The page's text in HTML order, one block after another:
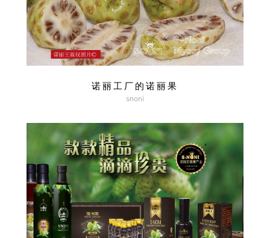
诺丽工厂的诺丽果
snoni